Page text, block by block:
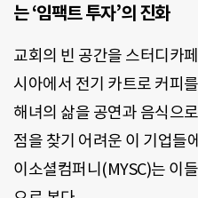
는 ‘임팩트 투자’의 진화
교회의 빈 공간을 스터디카
시아에서 전기 카트로 커피
해녀의 삶을 공연과 음식으
점을 찾기 어려운 이 기업들
이소셜컴퍼니(MYSC)는 이